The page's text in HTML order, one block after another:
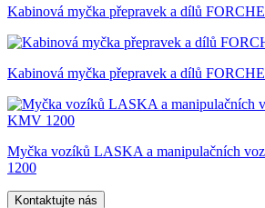
Kabinová myčka přepravek a dílů
Kabinová myčka přepravek a dílů
Myčka vozíků LASKA a manipulačních
1200
Kontaktujte nás